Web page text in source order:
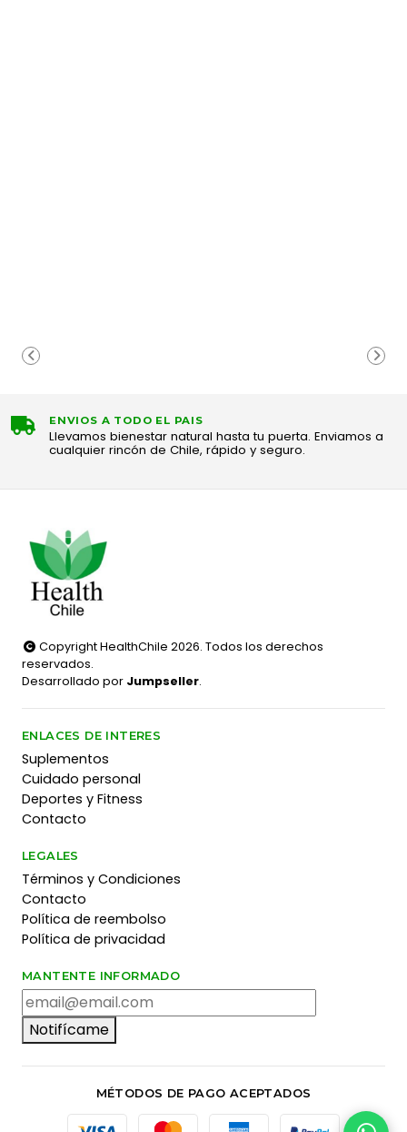
ENVIOS A TODO EL PAIS
Llevamos bienestar natural hasta tu puerta. Enviamos a
cualquier rincón de Chile, rápido y seguro.
Copyright HealthChile 2026. Todos los derechos
reservados.
Desarrollado por Jumpseller.
ENLACES DE INTERES
Suplementos
Cuidado personal
Deportes y Fitness
Contacto
LEGALES
Términos y Condiciones
Contacto
Política de reembolso
Política de privacidad
MANTENTE INFORMADO
Notifícame
MÉTODOS DE PAGO ACEPTADOS